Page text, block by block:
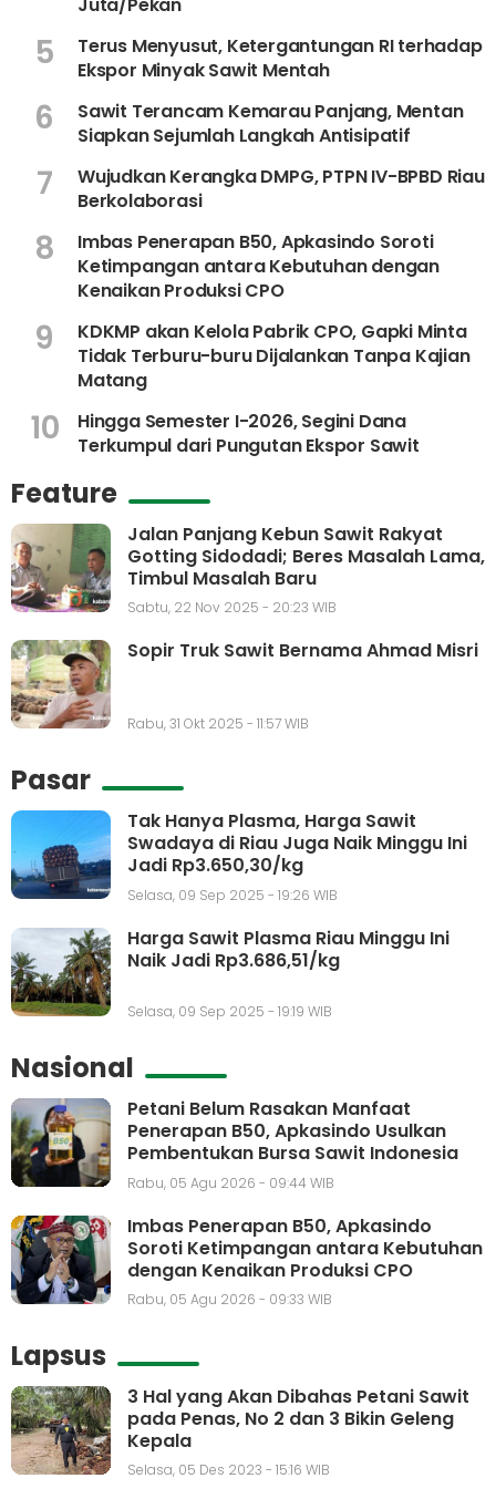
5
Terus Menyusut, Ketergantungan RI terhadap
Ekspor Minyak Sawit Mentah
6
Sawit Terancam Kemarau Panjang, Mentan
Siapkan Sejumlah Langkah Antisipatif
7
Wujudkan Kerangka DMPG, PTPN IV-BPBD Riau
Berkolaborasi
8
Imbas Penerapan B50, Apkasindo Soroti
Ketimpangan antara Kebutuhan dengan
Kenaikan Produksi CPO
9
KDKMP akan Kelola Pabrik CPO, Gapki Minta
Tidak Terburu-buru Dijalankan Tanpa Kajian
Matang
10
Hingga Semester I-2026, Segini Dana
Terkumpul dari Pungutan Ekspor Sawit
Feature
Jalan Panjang Kebun Sawit Rakyat
Gotting Sidodadi; Beres Masalah Lama,
Timbul Masalah Baru
Sabtu, 22 Nov 2025 - 20:23 WIB
Sopir Truk Sawit Bernama Ahmad Misri
Rabu, 31 Okt 2025 - 11:57 WIB
Pasar
Tak Hanya Plasma, Harga Sawit
Swadaya di Riau Juga Naik Minggu Ini
Jadi Rp3.650,30/kg
Selasa, 09 Sep 2025 - 19:26 WIB
Harga Sawit Plasma Riau Minggu Ini
Naik Jadi Rp3.686,51/kg
Selasa, 09 Sep 2025 - 19:19 WIB
Nasional
Petani Belum Rasakan Manfaat
Penerapan B50, Apkasindo Usulkan
Pembentukan Bursa Sawit Indonesia
Rabu, 05 Agu 2026 - 09:44 WIB
Imbas Penerapan B50, Apkasindo
Soroti Ketimpangan antara Kebutuhan
dengan Kenaikan Produksi CPO
Rabu, 05 Agu 2026 - 09:33 WIB
Lapsus
3 Hal yang Akan Dibahas Petani Sawit
pada Penas, No 2 dan 3 Bikin Geleng
Kepala
Selasa, 05 Des 2023 - 15:16 WIB